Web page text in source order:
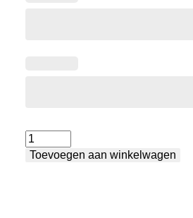
Lastafel
groot
Toevoegen aan winkelwagen